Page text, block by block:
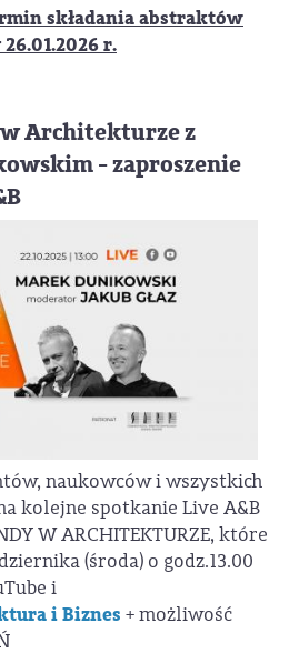
składania abstraktów
r.
Architekturze z
- zaproszenie
naukowców i wszystkich
kolejne spotkanie Live A&B
W ARCHITEKTURZE, które
(środa) o godz.13.00
i
i Biznes + możliwość